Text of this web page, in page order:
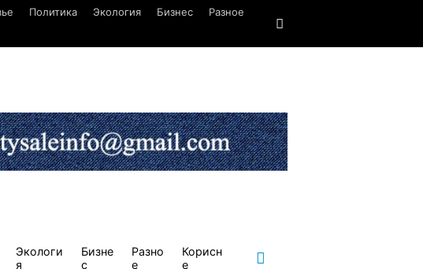
Политика Экология Бизнес
Разное
Экологи
я
Бизне
с
Разно
е
Корисн
е